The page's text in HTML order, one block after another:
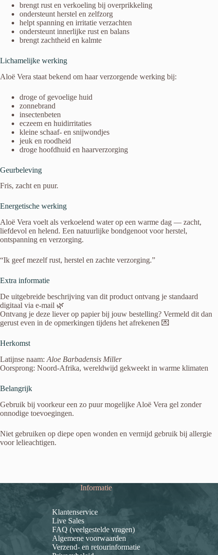
brengt rust en verkoeling bij overprikkeling
ondersteunt herstel en zelfzorg
helpt spanning en irritatie verzachten
ondersteunt innerlijke rust en balans
brengt zachtheid en kalmte
Lichamelijke werking
Aloë Vera staat bekend om haar verzorgende werking bij:
droge of gevoelige huid
zonnebrand
insectenbeten
eczeem en huidirritaties
kleine schaaf- en snijwondjes
jeuk en roodheid
droge hoofdhuid en haarverzorging
Geurbeleving
Fris, zacht en puur.
Energetische werking
Aloë Vera voelt als verkoelend water op een warme dag — zacht,
liefdevol en helend. Een natuurlijke bondgenoot voor herstel,
ontspanning en verzorging.
“Ik geef mezelf rust, herstel en zachte verzorging.”
Extra informatie
De uitgebreide beschrijving van dit product ontvang je standaard
digitaal via e-mail 🌿
Ontvang je deze liever op papier bij jouw bestelling? Vermeld dit dan
gerust even in de opmerkingen tijdens het afrekenen 💌
Herkomst
Latijnse naam: Aloe Barbadensis Miller
Oorsprong: Noord-Afrika, wereldwijd gekweekt in warme klimaten
Belangrijk
Gebruik bij voorkeur een zo puur mogelijke Aloë Vera gel zonder
onnodige toevoegingen.
Niet gebruiken op diepe open wonden en vermijd gebruik bij allergie
voor lelieachtigen.
Informatie
Klantenservice
Live Sales
FAQ (veelgestelde vragen)
Algemene voorwaarden
Verzend- en retourinformatie